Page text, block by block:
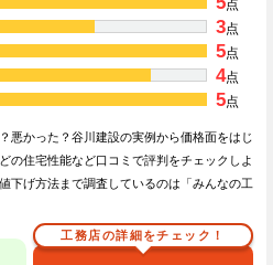
点
3点
5点
4点
5点
悪かった？谷川建設の実例から価格面をはじ
の住宅性能など口コミで評判をチェックしよ
下げ方法まで調査しているのは「みんなの工
工務店の詳細をチェック！